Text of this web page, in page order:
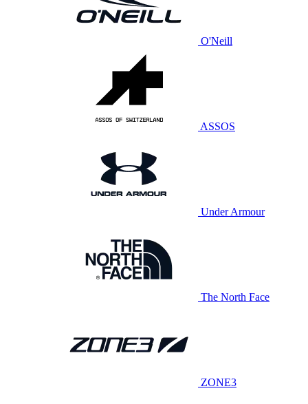
O'Neill
ASSOS
Under Armour
The North Face
ZONE3